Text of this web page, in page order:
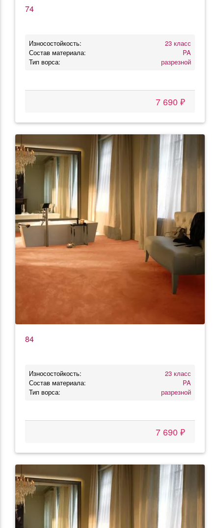
74
Износостойкость:
23 класс
Состав материала:
PA
Тип ворса:
разрезной
7 690 ₽
84
Износостойкость:
23 класс
Состав материала:
PA
Тип ворса:
разрезной
7 690 ₽